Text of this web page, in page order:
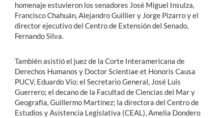
homenaje estuvieron los senadores José Miguel Insulza,
Francisco Chahuán, Alejandro Guillier y Jorge Pizarro y el
director ejecutivo del Centro de Extensión del Senado,
Fernando Silva.
También asistió el juez de la Corte Interamericana de
Derechos Humanos y Doctor Scientiae et Honoris Causa
PUCV, Eduardo Vío; el Secretario General, José Luis
Guerrero; el decano de la Facultad de Ciencias del Mar y
Geografía, Guillermo Martínez; la directora del Centro de
Estudios y Asistencia Legislativa (CEAL), Amelia Dondero